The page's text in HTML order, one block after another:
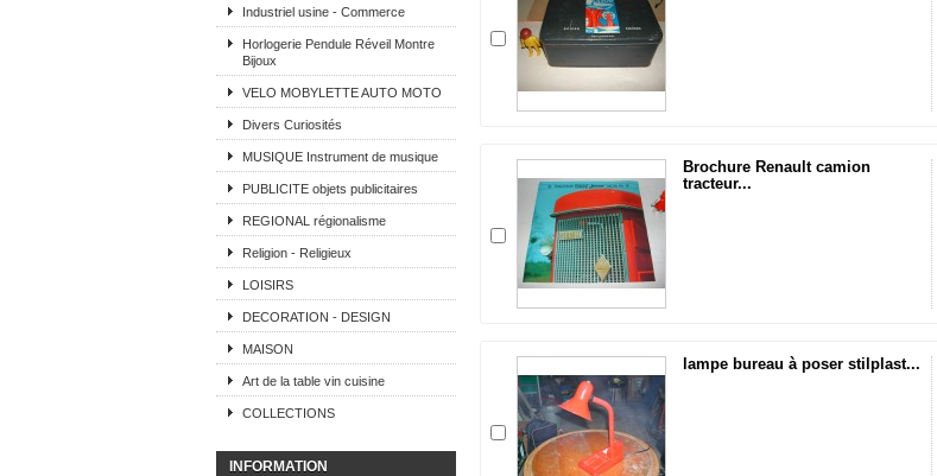
Industriel usine - Commerce
Horlogerie Pendule Réveil Montre
Bijoux
VELO MOBYLETTE AUTO MOTO
Divers Curiosités
MUSIQUE Instrument de musique
PUBLICITE objets publicitaires
REGIONAL régionalisme
Religion - Religieux
LOISIRS
DECORATION - DESIGN
MAISON
Art de la table vin cuisine
COLLECTIONS
INFORMATION
Brochure Renault camion
tracteur...
lampe bureau à poser stilplast...